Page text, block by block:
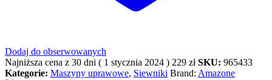
Dodaj do obserwowanych
Najniższa cena z 30 dni ( 1 stycznia 2024 ) 229 zł SKU: 965433
Kategorie: Maszyny uprawowe, Siewniki Brand: Amazone